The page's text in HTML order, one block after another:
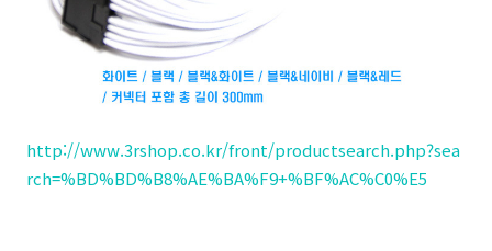
http://www.3rshop.co.kr/front/productsearch.php?sea
rch=%BD%BD%B8%AE%BA%F9+%BF%AC%C0%E5